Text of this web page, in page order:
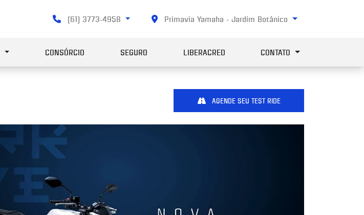
(61) 3773-4958 Primavia Yamaha - Jardim Botânico
CONSÓRCIO SEGURO LIBERACRED CONTATO
AGENDE SEU TEST RIDE